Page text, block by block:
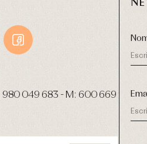
980 049 683 - M: 600 669 270-